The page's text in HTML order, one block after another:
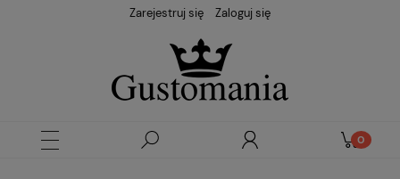
Zarejestruj się Zaloguj się